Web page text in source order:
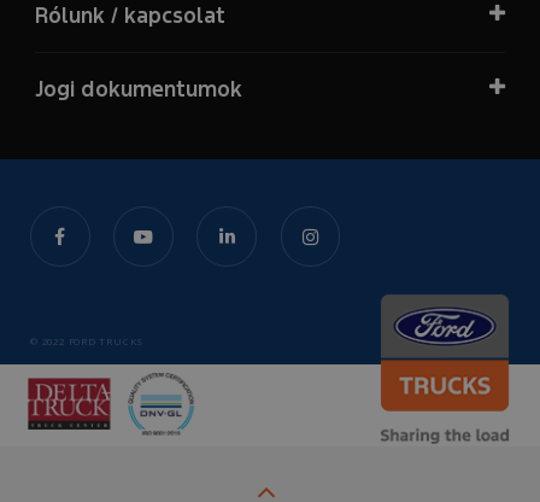
Rólunk / kapcsolat
Jogi dokumentumok
© 2022 FORD TRUCKS